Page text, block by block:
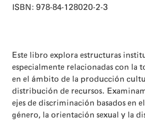
ISBN: 978-84-128020-2-3
Este libro explora estructuras
especialmente relacionadas con la
en el ámbito de la producción
distribución de recursos.
ejes de discriminación basados en
género, la orientación sexual y la